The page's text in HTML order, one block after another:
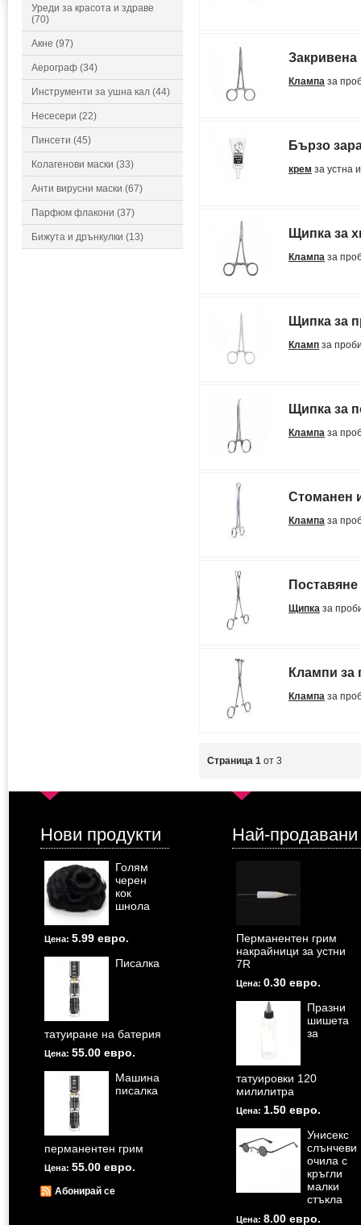
Уреди за красота и здраве
(70)
Акне (97)
Аерограф (34)
Инструменти за ушна кал (44)
Несесери (22)
Пинсети (45)
Колагенови маски (33)
Анти вирусни маски (67)
Парфюм флакони (37)
Бижута и дрънкулки (13)
Закривена
Клампа за
Бързо
крем за устна
Щипка за
Клампа за
Щипка за
Кламп за
Щипка за
Клампа за
Стоманен
Клампа за
Щипка за
Клампи за
Клампа за
Страница 1 от 3
Нови продукти
Голям
черен
кок
шнола
Цена: 5.99 евро.
Писалка
татуиране на батерия
Цена: 55.00 евро.
Машина
писалка
перманентен грим
Цена: 55.00 евро.
Абонирай се
Най-продавани
Перманентен грим
накрайници за устни
7R
Цена: 0.30 евро.
Празни
шишета
за
татуировки 120
милилитра
Цена: 1.50 евро.
Унисекс
слънчеви
очила с
кръгли
малки
стъкла
Цена: 8.00 евро.